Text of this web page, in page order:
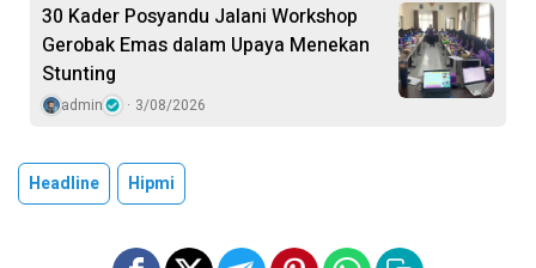
30 Kader Posyandu Jalani Workshop
Gerobak Emas dalam Upaya Menekan
Stunting
admin 3/08/2026
Headline Hipmi